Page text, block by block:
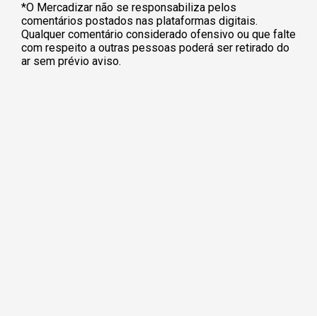
*O Mercadizar não se responsabiliza pelos
comentários postados nas plataformas digitais.
Qualquer comentário considerado ofensivo ou que falte
com respeito a outras pessoas poderá ser retirado do
ar sem prévio aviso.